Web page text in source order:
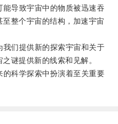
导致宇宙中的物质被迅速吞
整个宇宙的结构，加速宇宙
们提供新的探索宇宙和关于
谜提供新的线索和见解。
科学探索中扮演着至关重要